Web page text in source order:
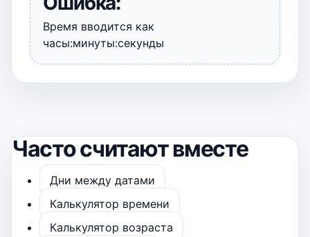
Время вводится как
часы:минуты:секунды
Часто считают вместе
Дни между датами
Калькулятор времени
Калькулятор возраста